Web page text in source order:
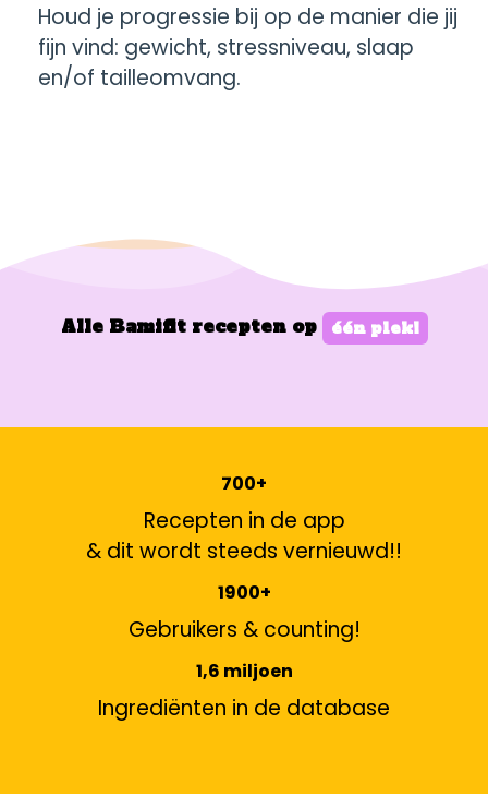
Houd je progressie bij op de manier die jij
fijn vind: gewicht, stressniveau, slaap
en/of tailleomvang.
Alle Bamifit recepten op één plek!
700+
Recepten in de app
& dit wordt steeds vernieuwd!!
1900+
Gebruikers & counting!
1,6 miljoen
Ingrediënten in de database